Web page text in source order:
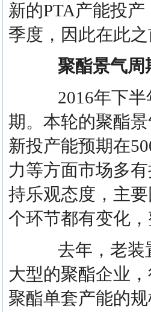
新的PTA产能投
季度，因此在此
聚酯景气周
2016年下半
期。本轮的聚酯
新投产能预期在
力等方面市场多
持乐观态度，主
个环节都有变化
去年，老装置
大型的聚酯企业
聚酯单套产能的